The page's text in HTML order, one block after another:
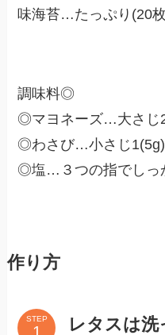
味海苔…たっぷり(20
調味料◎
◎マヨネーズ…大さじ
◎わさび…小さじ
◎塩…３つの指でしっ
作り方
STEP
レタスは洗